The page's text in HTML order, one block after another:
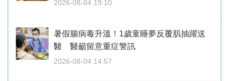
2026-08-04 19:10
暑假腸病毒升溫！1歲童睡夢反覆肌抽躍送
醫 醫籲留意重症警訊
2026-08-04 14:57